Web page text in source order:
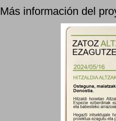
Más información del